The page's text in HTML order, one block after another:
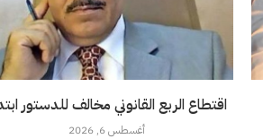
اقتطاع الربع القانوني مخالف للدستور
أغسطس 6, 2026